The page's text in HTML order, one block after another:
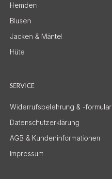
Hemden
Blusen
Jacken & Mäntel
Hüte
SERVICE
Widerrufsbelehrung & -formular
Datenschutzerklärung
AGB & Kundeninformationen
Impressum